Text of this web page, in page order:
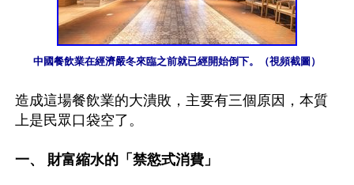
中國餐飲業在經濟嚴冬來臨之前就已經開始倒下。（視頻截圖）
造成這場餐飲業的大潰敗，主要有三個原因，本質
上是民眾口袋空了。
一、 財富縮水的「禁慾式消費」